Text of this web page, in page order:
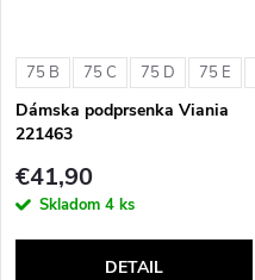
75 B 75 C 75 D 75 E
Dámska podprsenka Viania
221463
€41,90
Skladom 4 ks
DETAIL